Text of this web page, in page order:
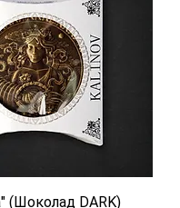
(Шоколад DARK)